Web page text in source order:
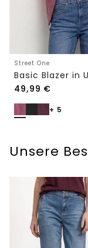
Street One
Basic Blazer in
49,99 €
+ 5
Unsere